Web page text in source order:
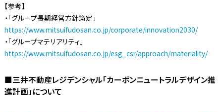
【参考】
・「グループ長期経営方針策定」
https://www.mitsuifudosan.co.jp/corporate/innovation2030/
・「グループマテリアリティ」
https://www.mitsuifudosan.co.jp/esg_csr/approach/materiality/
■三井不動産レジデンシャル「カーボンニュートラルデザイン推
進計画」について